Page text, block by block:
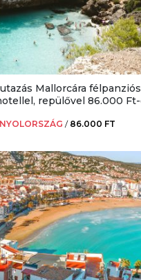
Mallorcára
repülővel 86.000
/ 86.000 FT